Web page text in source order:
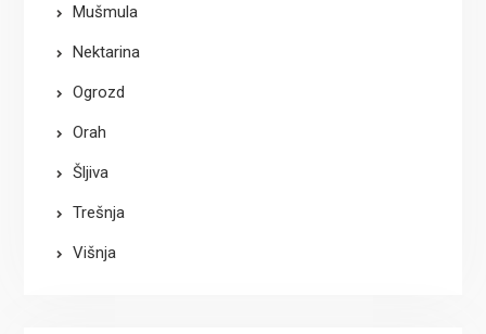
Mušmula
Nektarina
Ogrozd
Orah
Šljiva
Trešnja
Višnja